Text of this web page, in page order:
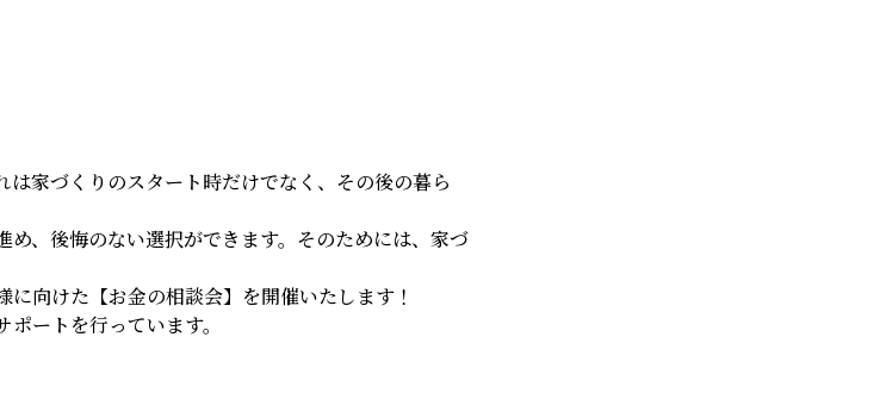
家づくりのスタート時だけでなく、その後の暮ら
、後悔のない選択ができます。そのためには、家づ
向けた【お金の相談会】を開催いたします！
ートを行っています。